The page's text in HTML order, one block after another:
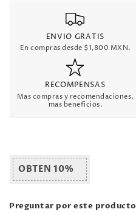
ENVIO GRATIS
En compras desde $1,800 MXN.
RECOMPENSAS
Mas compras y recomendaciones,
mas beneficios.
OBTEN 10%
Preguntar por este producto